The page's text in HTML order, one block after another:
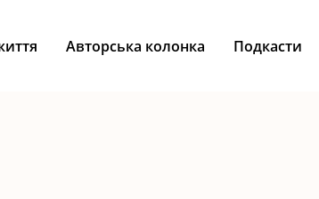
Авторська колонка Подкасти